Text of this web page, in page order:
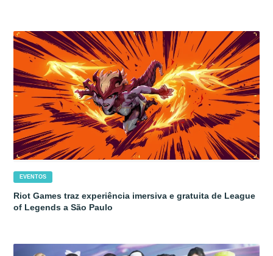
EVENTOS
Riot Games traz experiência imersiva e gratuita de League
of Legends a São Paulo